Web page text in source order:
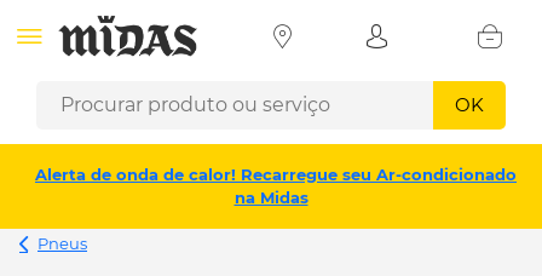
OK
Alerta de onda de calor! Recarregue seu Ar-condicionado
na Midas
Pneus